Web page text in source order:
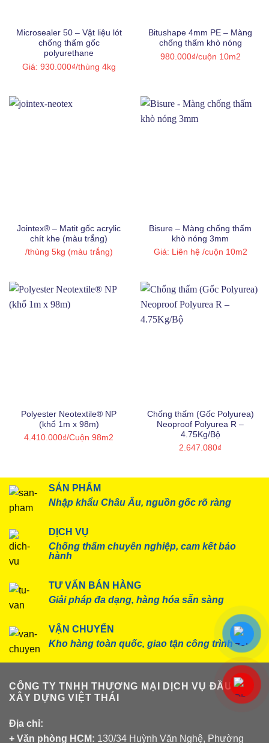
Microsealer 50 – Vật liệu lót
chống thấm gốc
polyurethane
Giá: 930.000₫/thùng 4kg
Bitushape 4mm PE – Màng
chống thấm khò nóng
980.000₫/cuộn 10m2
Jointex® – Matit gốc acrylic
chít khe (màu trắng)
/thùng 5kg (màu trắng)
Bisure – Màng chống thấm
khò nóng 3mm
Giá: Liên hệ /cuộn 10m2
Polyester Neotextile® NP
(khổ 1m x 98m)
4.410.000₫/Cuộn 98m2
Chống thấm (Gốc Polyurea)
Neoproof Polyurea R –
4.75Kg/Bộ
2.647.080₫
SẢN PHẨM
Nhập khẩu Châu Âu, nguồn gốc rõ ràng
DỊCH VỤ
Chống thấm chuyên nghiệp, cam kết bảo
hành
TƯ VẤN BÁN HÀNG
Giải pháp đa dạng, hàng hóa sẵn sàng
VẬN CHUYỂN
Kho hàng toàn quốc, giao tận công trình
CÔNG TY TNHH THƯƠNG MẠI DỊCH VỤ ĐẦU TƯ
XÂY DỰNG VIỆT THÁI
Địa chỉ:
+ Văn phòng HCM: 130/34 Huỳnh Văn Nghệ, Phường